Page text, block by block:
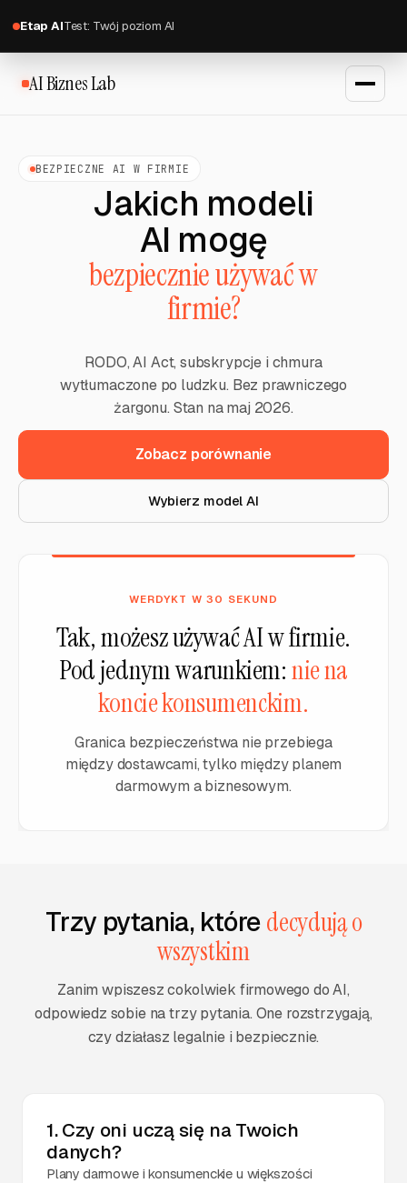
Etap AITest: Twój poziom AI
AI Biznes Lab
BEZPIECZNE AI W FIRMIE
Jakich modeli
AI mogę
bezpiecznie używać w
firmie?
RODO, AI Act, subskrypcje i chmura
wytłumaczone po ludzku. Bez prawniczego
żargonu. Stan na maj 2026.
Zobacz porównanie
Wybierz model AI
WERDYKT W 30 SEKUND
Tak, możesz używać AI w firmie.
Pod jednym warunkiem:nie na
koncie konsumenckim.
Granica bezpieczeństwa nie przebiega
między dostawcami, tylko między planem
darmowym a biznesowym.
Trzy pytania, któredecydują o
wszystkim
Zanim wpiszesz cokolwiek firmowego do AI,
odpowiedz sobie na trzy pytania. One rozstrzygają,
czy działasz legalnie i bezpiecznie.
1. Czy oni uczą się na Twoich
danych?
Plany darmowe i konsumenckie u większości